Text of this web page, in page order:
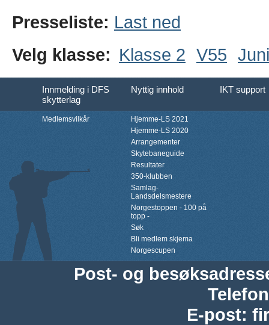
Presseliste: Last ned
Velg klasse: Klasse 2 V55
Innmelding i DFS
skytterlag
Nyttig innhold IKT support
Medlemsvilkår
Hjemme-LS 2021
Hjemme-LS 2020
Arrangementer
Skytebaneguide
Resultater
350-klubben
Samlag-
Landsdelsmestere
Norgestoppen - 100 på
topp -
Søk
Bli medlem skjema
Norgescupen
Post- og
Telefon
E-post: